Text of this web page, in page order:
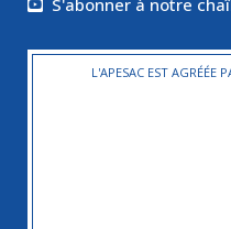
S'abonner à notre
L'APESAC EST AGRÉÉE